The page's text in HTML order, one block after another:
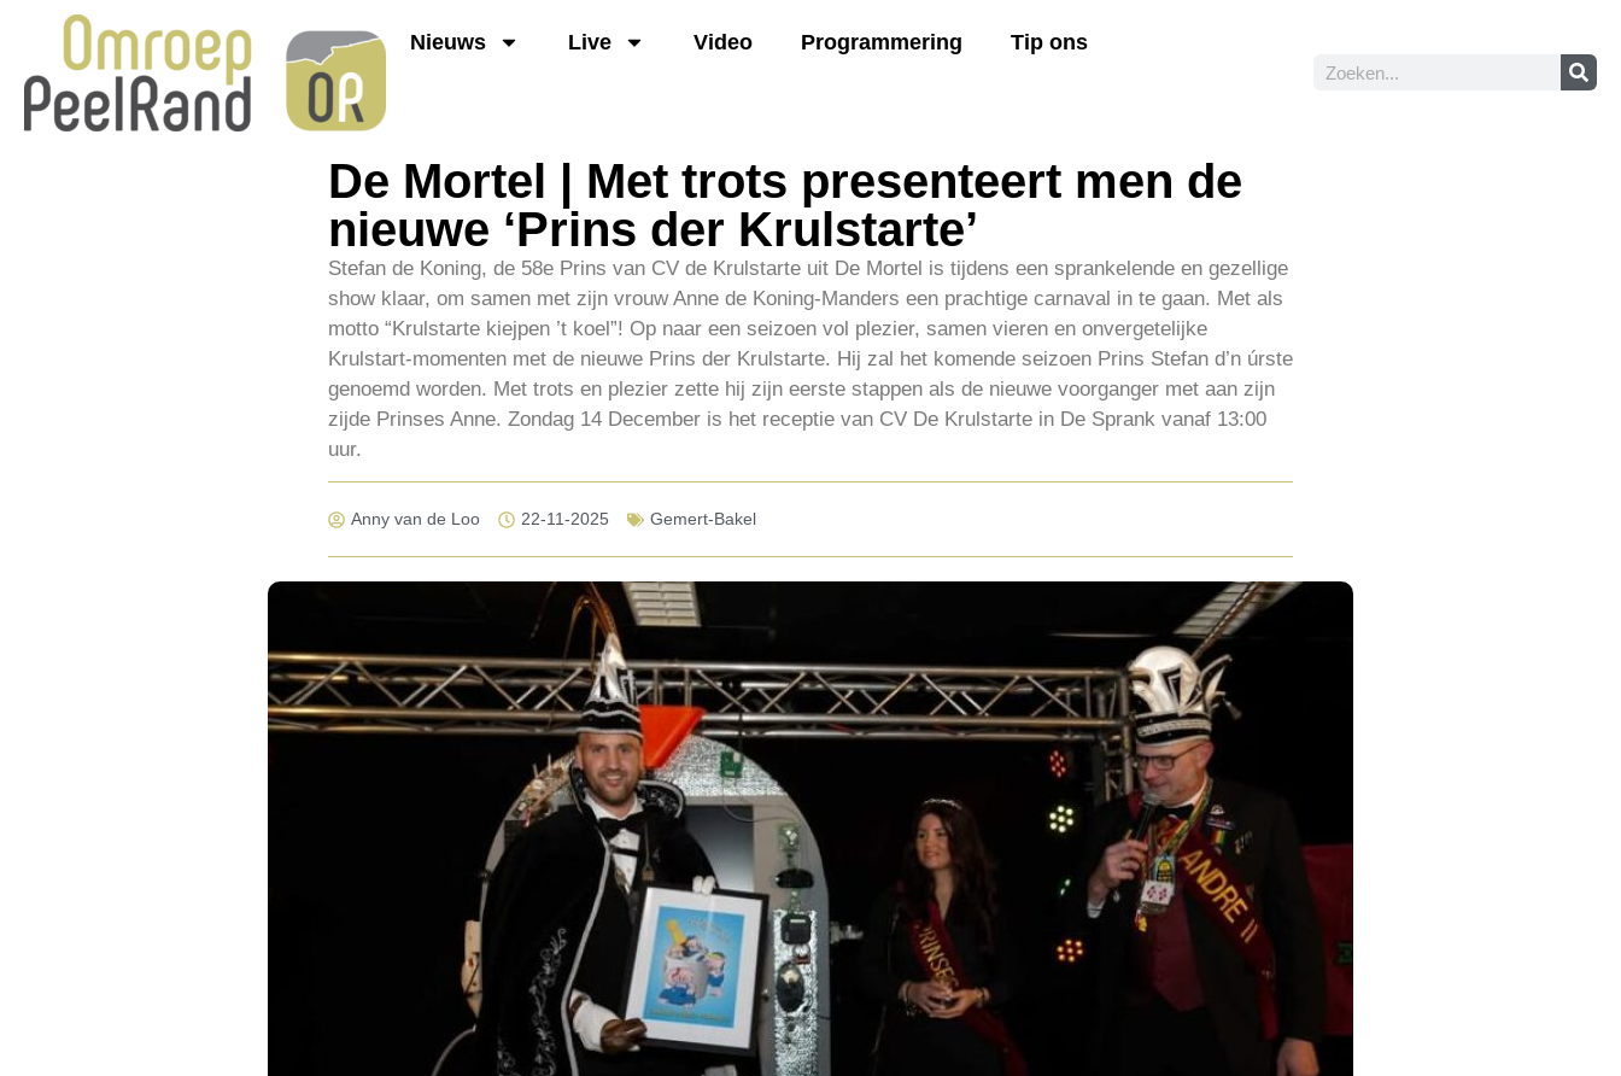
Nieuws Live Video Programmering Tip ons
De Mortel | Met trots presenteert men de
nieuwe ‘Prins der Krulstarte’
Stefan de Koning, de 58e Prins van CV de Krulstarte uit De Mortel is tijdens een sprankelende en gezellige
show klaar, om samen met zijn vrouw Anne de Koning-Manders een prachtige carnaval in te gaan. Met als
motto “Krulstarte kiejpen ’t koel”! Op naar een seizoen vol plezier, samen vieren en onvergetelijke
Krulstart-momenten met de nieuwe Prins der Krulstarte. Hij zal het komende seizoen Prins Stefan d’n úrste
genoemd worden. Met trots en plezier zette hij zijn eerste stappen als de nieuwe voorganger met aan zijn
zijde Prinses Anne. Zondag 14 December is het receptie van CV De Krulstarte in De Sprank vanaf 13:00
uur.
Anny van de Loo 22-11-2025 Gemert-Bakel